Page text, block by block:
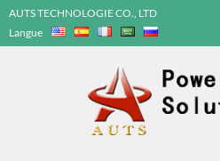
AUTS TECHNOLOGIE CO., LTD
Langue